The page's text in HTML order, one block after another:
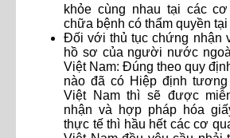
khỏe cùng nhau tại các
chữa bệnh có thẩm quyền tại
Đối với thủ tục chứng nhận
hồ sơ của người nước
Việt Nam: Đúng theo quy
nào đã có Hiệp định
Việt Nam thì sẽ được
nhận và hợp pháp hóa
thực tế thì hầu hết các cơ